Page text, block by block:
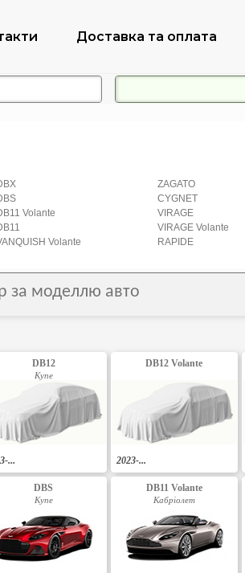
Доставка та оплата
Volante
Volante
ZAGATO
CYGNET
VIRAGE
VIRAGE Volante
RAPIDE
за моделлю авто
DB12
Купе
...
DB12 Volante
2023-...
DBS
Купе
DB11 Volante
Кабріолет